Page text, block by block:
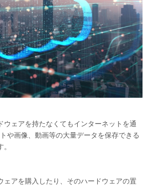
ウェアを持たなくてもインターネットを通
や画像、動画等の大量データを保存できる
ェアを購入したり、そのハードウェアの置